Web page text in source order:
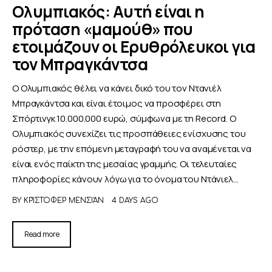
Ολυμπιακός: Αυτή είναι η
πρόταση «μαμούθ» που
ετοιμάζουν οι Ερυθρόλευκοι για
τον Μπραγκάντσα
Ο Ολυμπιακός θέλει να κάνει δικό του τον Ντανιέλ
Μπραγκάντσα και είναι έτοιμος να προσφέρει στη
Σπόρτινγκ 10.000.000 ευρώ, σύμφωνα με τη Record. Ο
Ολυμπιακός συνεχίζει τις προσπάθειες ενίσχυσης του
ρόστερ, με την επόμενη μεταγραφή του να αναμένεται να
είναι ενός παίκτη της μεσαίας γραμμής. Οι τελευταίες
πληροφορίες κάνουν λόγω για το όνομα του Ντάνιελ…
BY ΚΡΊΣΤΟΦΕΡ ΜΕΝΣΙΆΝ 4 DAYS AGO
Read more